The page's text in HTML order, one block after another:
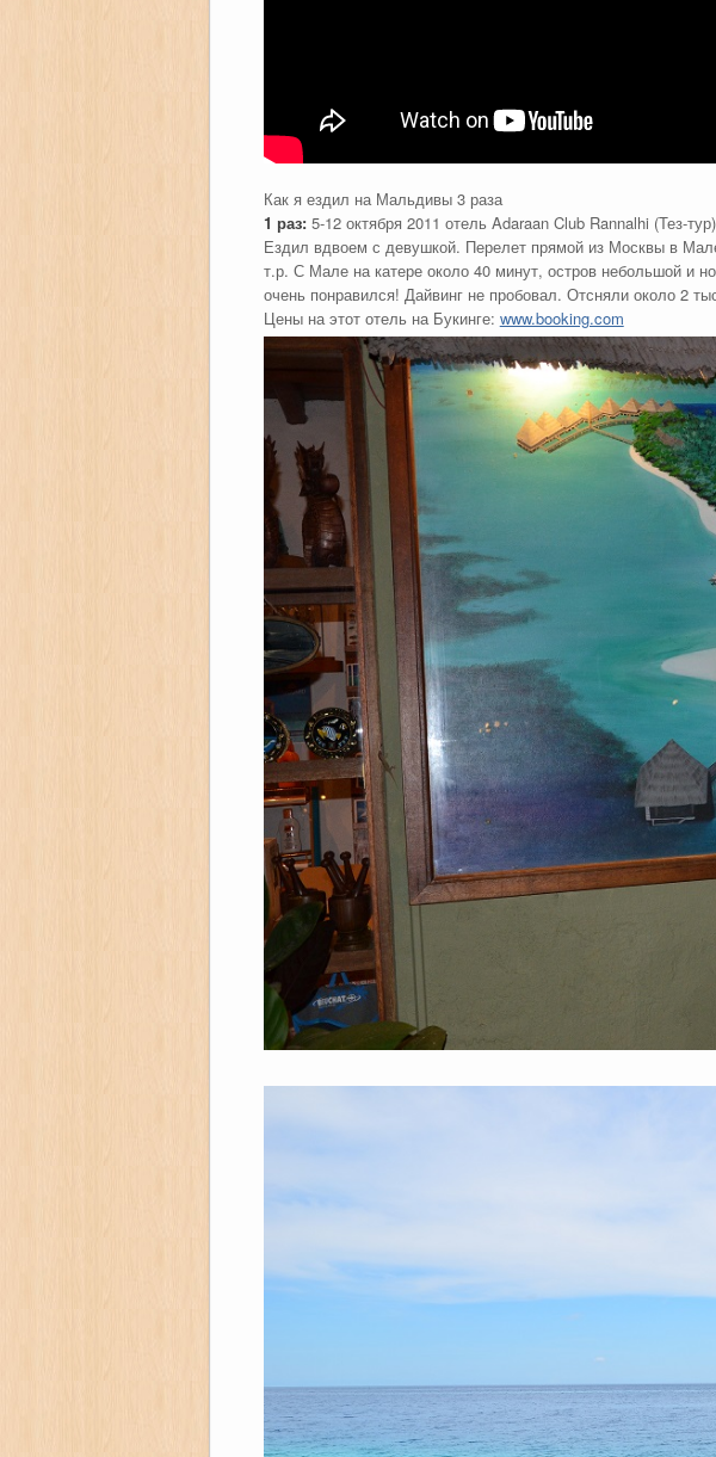
Как я ездил на Мальдивы 3 раза
1 раз:5-12 октября 2011 отель Adaraan Club Rannalhi (Тез-тур)
Ездил вдвоем с девушкой. Перелет прямой из Москвы в
т.р. С Мале на катере около 40 минут, остров небольшой и
очень понравился! Дайвинг не пробовал. Отсняли около 2
Цены на этот отель на Букинге: www.booking.com